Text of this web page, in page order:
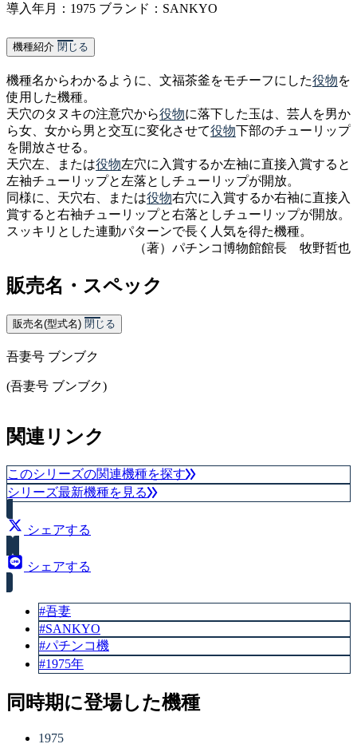
導入年月：1975 ブランド：SANKYO
機種紹介 閉じる
機種名からわかるように、文福茶釜をモチーフにした役物を
使用した機種。
天穴のタヌキの注意穴から役物に落下した玉は、芸人を男か
ら女、女から男と交互に変化させて役物下部のチューリップ
を開放させる。
天穴左、または役物左穴に入賞するか左袖に直接入賞すると
左袖チューリップと左落としチューリップが開放。
同様に、天穴右、または役物右穴に入賞するか右袖に直接入
賞すると右袖チューリップと右落としチューリップが開放。
スッキリとした連動パターンで長く人気を得た機種。
（著）パチンコ博物館館長 牧野哲也
販売名・スペック
販売名(型式名) 閉じる
吾妻号 ブンブク
(吾妻号 ブンブク)
関連リンク
このシリーズの関連機種を探す
シリーズ最新機種を見る
シェアする
シェアする
#吾妻
#SANKYO
#パチンコ機
#1975年
同時期に登場した機種
1975